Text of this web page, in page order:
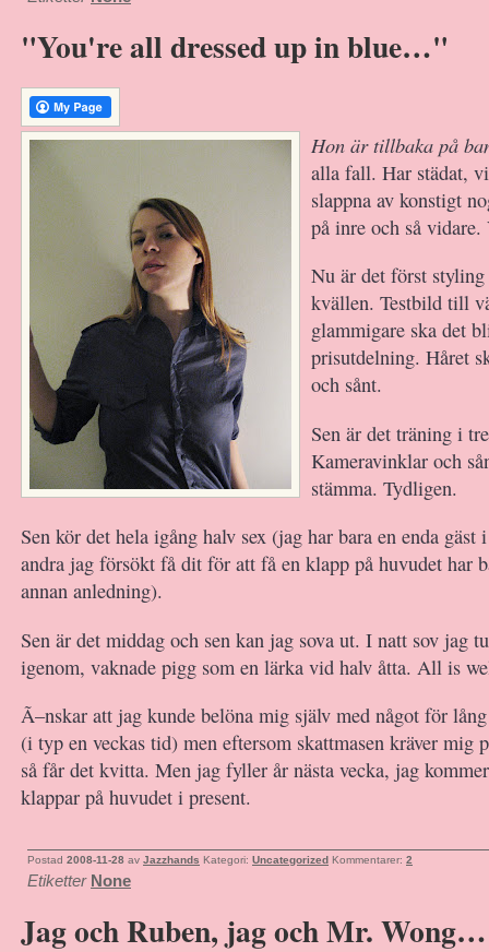
"You're all dressed up in blue…"
Hon är tillbaka på
alla fall. Har städat,
slappna av konstigt
på inre och så
Nu är det först
kvällen. Testbild till
glammigare ska det
prisutdelning. Håret
och sånt.
Sen är det träning i
Kameravinklar och
stämma. Tydligen.
Sen kör det hela igång halv sex (jag har bara en enda
andra jag försökt få dit för att få en klapp på huvudet har
annan anledning).
Sen är det middag och sen kan jag sova ut. I natt sov jag
igenom, vaknade pigg som en lärka vid halv åtta. All is
Ã–nskar att jag kunde belöna mig själv med något för
(i typ en veckas tid) men eftersom skattmasen kräver mig
så får det kvitta. Men jag fyller år nästa vecka, jag
klappar på huvudet i present.
Postad 2008-11-28 av Jazzhands Kategori: Uncategorized Kommentarer: 2
Etiketter None
Jag och Ruben, jag och Mr. Wong…